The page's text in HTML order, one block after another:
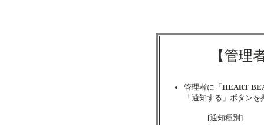
【管理
管理者に「 HEART
「通知する」ボタン
[通知種別]